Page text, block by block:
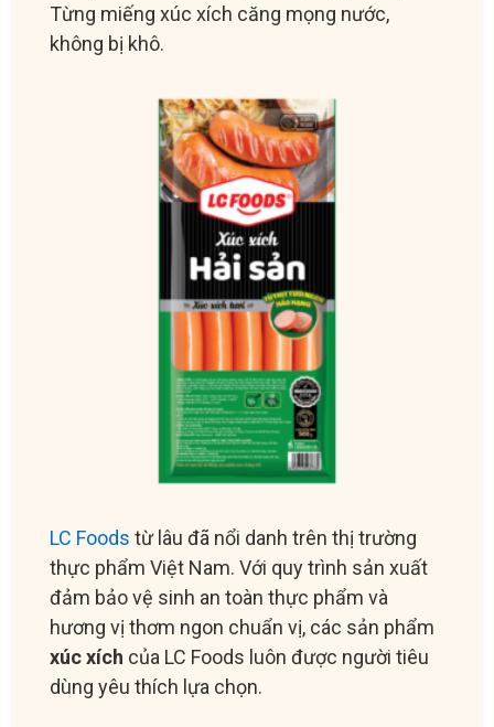
Từng miếng xúc xích căng mọng nước,
không bị khô.
LC Foods từ lâu đã nổi danh trên thị trường
thực phẩm Việt Nam. Với quy trình sản xuất
đảm bảo vệ sinh an toàn thực phẩm và
hương vị thơm ngon chuẩn vị, các sản phẩm
xúc xích của LC Foods luôn được người tiêu
dùng yêu thích lựa chọn.